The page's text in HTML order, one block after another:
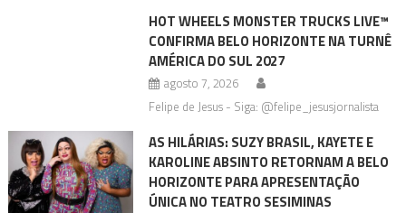
HOT WHEELS MONSTER TRUCKS LIVE™
CONFIRMA BELO HORIZONTE NA TURNÊ
AMÉRICA DO SUL 2027
agosto 7, 2026
Felipe de Jesus - Siga: @felipe_jesusjornalista
AS HILÁRIAS: SUZY BRASIL, KAYETE E
KAROLINE ABSINTO RETORNAM A BELO
HORIZONTE PARA APRESENTAÇÃO
ÚNICA NO TEATRO SESIMINAS